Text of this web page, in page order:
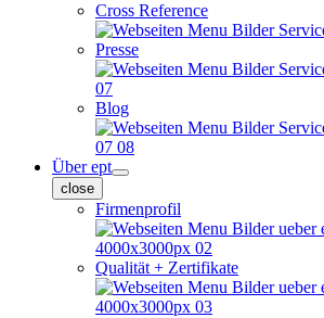
Cross Reference
Presse
Blog
Über ept
close
Firmenprofil
Qualität + Zertifikate